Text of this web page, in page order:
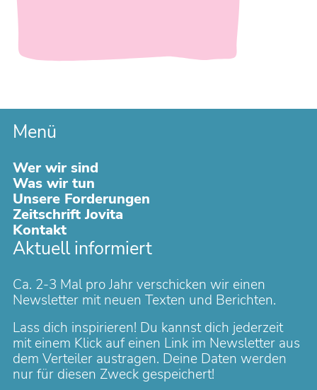
Menü
Navigation
überspringen
Wer wir sind
Was wir tun
Unsere Forderungen
Zeitschrift Jovita
Kontakt
Aktuell informiert
Ca. 2-3 Mal pro Jahr verschicken wir einen
Newsletter mit neuen Texten und Berichten.
Lass dich inspirieren! Du kannst dich jederzeit
mit einem Klick auf einen Link im Newsletter aus
dem Verteiler austragen. Deine Daten werden
nur für diesen Zweck gespeichert!